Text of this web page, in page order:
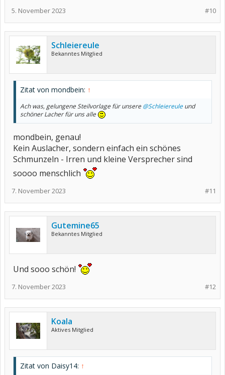
#10
5. November 2023
Schleiereule
Bekanntes Mitglied
Zitat von mondbein: ↑
Ach was, gelungene Steilvorlage für unsere@Schleiereuleund
schöner Lacher für uns alle
mondbein, genau!
Kein Auslacher, sondern einfach ein schönes
Schmunzeln - Irren und kleine Versprecher sind
soooo menschlich
#11
7. November 2023
Gutemine65
Bekanntes Mitglied
Und sooo schön!
#12
7. November 2023
Koala
Aktives Mitglied
Zitat von Daisy14: ↑